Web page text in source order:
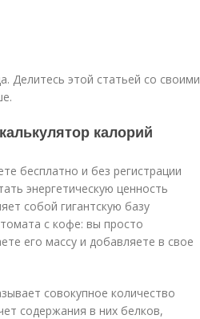
Делитесь этой статьей со своими
калорий
бесплатно и без регистрации
энергетическую ценность
собой гигантскую базу
с кофе: вы просто
его массу и добавляете в свое
совокупное количество
содержания в них белков,